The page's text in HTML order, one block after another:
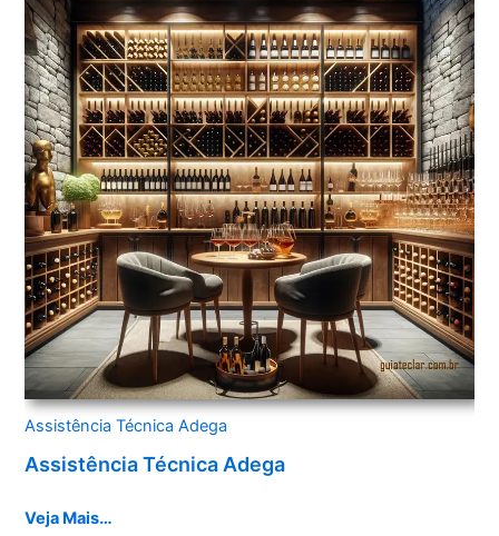
Assistência Técnica Adega
Assistência Técnica Adega
Veja Mais…